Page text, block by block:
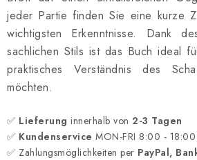
jeder Partie finden Sie eine kurze
wichtigsten Erkenntnisse. Dank
sachlichen Stils ist das Buch ideal
praktisches Verständnis des
möchten.
✅ Lieferung innerhalb von 2-3 Tagen
✅ Kundenservice MON-FRI 8:00 - 18:00
✅ Zahlungsmöglichkeiten per PayPal,